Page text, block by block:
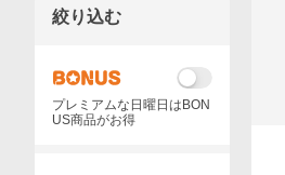
絞り込む
プレミアムな日曜日はBON
US商品がお得